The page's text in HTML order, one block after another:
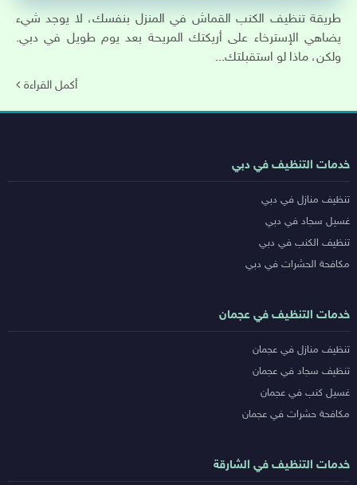
طريقة تنظيف الكنب القماش في المنزل بنفسك، لا يوجد شيء
يضاهي الإسترخاء على أريكتك المريحة بعد يوم طويل في دبي.
ولكن، ماذا لو استقبلتك...
أكمل القراءة
روابط
المدن
خدمات التنظيف في دبي
تنظيف منازل في دبي
غسيل سجاد في دبي
تنظيف الكنب في دبي
مكافحة الحشرات في دبي
خدمات التنظيف في عجمان
تنظيف منازل في عجمان
تنظيف سجاد في عجمان
غسيل كنب في عجمان
مكافحة حشرات في عجمان
خدمات التنظيف في الشارقة